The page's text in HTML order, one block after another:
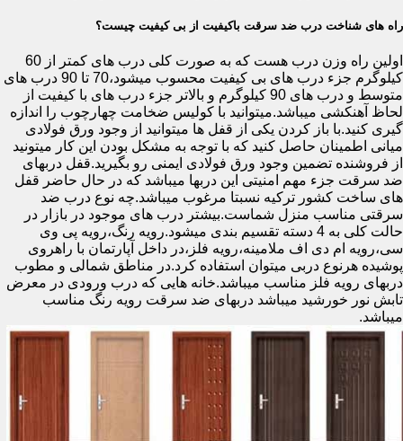
راه های شناخت درب ضد سرقت باکیفیت از بی کیفیت چیست؟
اولین راه وزن درب هست که به صورت کلی درب های کمتر از 60
کیلوگرم جزء درب های بی کیفیت محسوب میشود،70 تا 90 درب های
متوسط و درب های 90 کیلوگرم و بالاتر جزء درب های با کیفیت از
لحاظ آهنکشی میباشد.میتوانید با کولیس ضخامت چهارچوب را اندازه
گیری کنید.با باز کردن یکی از قفل ها میتوانید از وجود ورق فولادی
میانی اطمینان حاصل کنید که با توجه به مشکل بودن این کار میتونید
از فروشنده تضمین وجود ورق فولادی ایمنی رو بگیرید.قفل دربهای
ضد سرقت جزء مهم امنیتی این دربها میباشد که در حال حاضر قفل
های ساخت کشور ترکیه نسبتا مرغوب میباشد.چه نوع درب ضد
سرقتی مناسب منزل شماست.بیشتر درب های موجود در بازار در
حالت کلی به 4 دسته تقسیم بندی میشود.رویه رنگ،رویه پی وی
سی،رویه ام دی اف ملامینه،رویه فلز،در داخل آپارتمان با راهروی
پوشیده هرنوع دربی میتوان استفاده کرد.در مناطق شمالی و مطوب
دربهای رویه فلز مناسب میباشد.خانه هایی که درب ورودی در معرض
تابش نور خورشید میباشد دربهای ضد سرقت رویه رنگ مناسب
میباشد.